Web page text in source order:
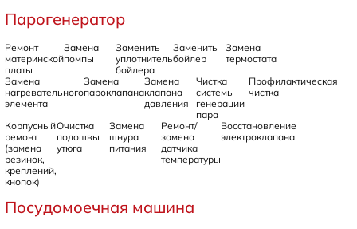
Парогенератор
Ремонт
материнской
платы
Замена
помпы
Заменить
уплотнитель
бойлера
Заменить
бойлер
Замена
термостата
Замена
нагревательного
элемента
Замена
пароклапана
Замена
клапана
давления
Чистка
системы
генерации
пара
Профилактическая
чистка
Корпусный
ремонт
(замена
резинок,
креплений,
кнопок)
Очистка
подошвы
утюга
Замена
шнура
питания
Ремонт/
замена
датчика
температуры
Восстановление
электроклапана
Посудомоечная машина